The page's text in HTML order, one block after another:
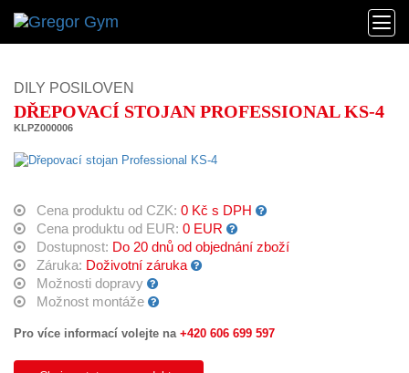
DILY POSILOVEN
DŘEPOVACÍ STOJAN PROFESSIONAL KS-4
KLPZ000006
Cena produktu od CZK: 0 Kč s DPH
Cena produktu od EUR: 0 EUR
Dostupnost: Do 20 dnů od objednání zboží
Záruka: Doživotní záruka
Možnosti dopravy
Možnost montáže
Pro více informací volejte na +420 606 699 597